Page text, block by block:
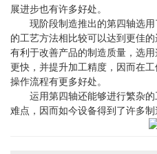
展进步也有许多好处。
现阶段制造推出的第四轴选用
的工艺方法相比较可以达到更佳
有利于改善产品的制造质量，选
更快，并提升加工精度，因而在
操作流程有更多好处。
运用第四轴还能够进行繁杂的
难点，因而如今设备得到了许多制